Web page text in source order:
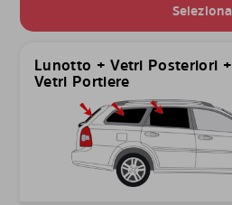
Seleziona
Lunotto + Vetri Posteriori +
Vetri Portiere